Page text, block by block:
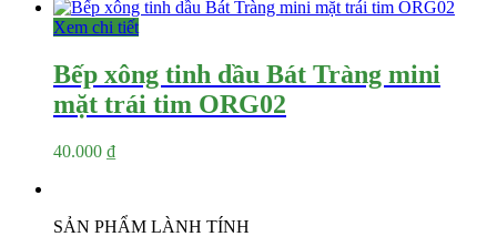
gốc
là:
hiện
120.000 ₫.
Xem chi tiết
Bếp xông tinh dầu Bát Tràng mini
mặt trái tim ORG02
40.000 ₫
SẢN PHẨM LÀNH TÍNH